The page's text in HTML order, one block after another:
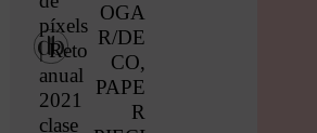
píxels
| Reto
anual
2021
clase
OGA
R/DE
CO,
PAPE
R